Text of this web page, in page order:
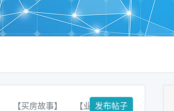
发布帖子
【买房故事】
【业主论坛】